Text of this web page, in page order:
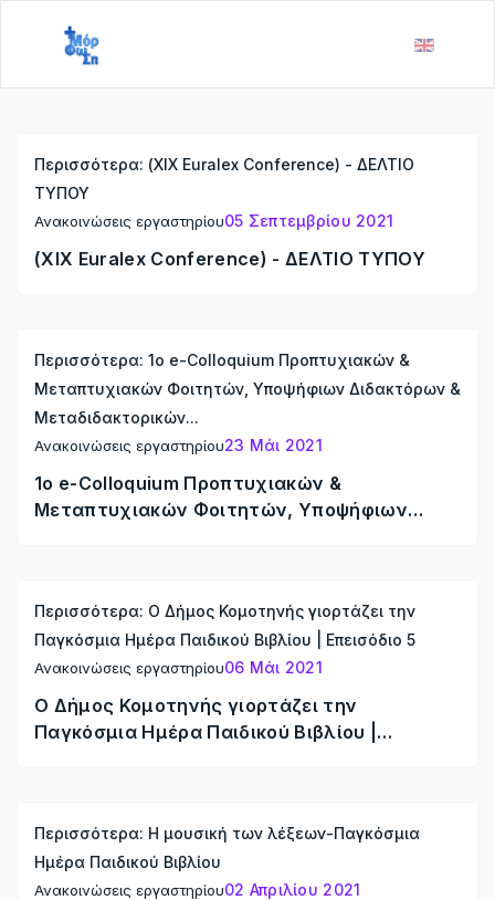
(XIX Euralex Conference) - ΔΕΛΤΙΟ ΤΥΠΟΥ
Ανακοινώσεις εργαστηρίου05 Σεπτεμβρίου 2021
Περισσότερα: (XIX Euralex Conference) - ΔΕΛΤΙΟ
ΤΥΠΟΥ
1ο e-Colloquium Προπτυχιακών &
Μεταπτυχιακών Φοιτητών, Υποψήφιων
Ανακοινώσεις εργαστηρίου23 Μάι 2021
Περισσότερα: 1ο e-Colloquium Προπτυχιακών &
Μεταπτυχιακών Φοιτητών, Υποψήφιων Διδακτόρων &
Μεταδιδακτορικών...
Ο Δήμος Κομοτηνής γιορτάζει την
Παγκόσμια Ημέρα Παιδικού Βιβλίου |
Ανακοινώσεις εργαστηρίου06 Μάι 2021
Περισσότερα: Ο Δήμος Κομοτηνής γιορτάζει την
Παγκόσμια Ημέρα Παιδικού Βιβλίου | Επεισόδιο 5
Ανακοινώσεις εργαστηρίου02 Απριλίου 2021
Περισσότερα: Η μουσική των λέξεων-Παγκόσμια
Ημέρα Παιδικού Βιβλίου